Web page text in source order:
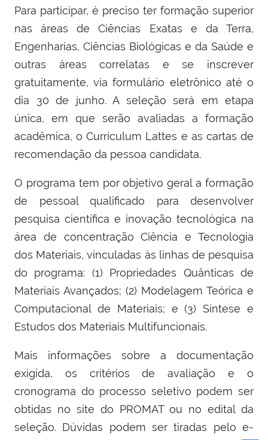
Para participar, é preciso ter formação superior
nas áreas de Ciências Exatas e da Terra,
Engenharias, Ciências Biológicas e da Saúde e
outras áreas correlatas e se inscrever
gratuitamente, via formulário eletrônico até o
dia 30 de junho. A seleção será em etapa
única, em que serão avaliadas a formação
acadêmica, o Curriculum Lattes e as cartas de
recomendação da pessoa candidata.
O programa tem por objetivo geral a formação
de pessoal qualificado para desenvolver
pesquisa científica e inovação tecnológica na
área de concentração Ciência e Tecnologia
dos Materiais, vinculadas às linhas de pesquisa
do programa: (1) Propriedades Quânticas de
Materiais Avançados; (2) Modelagem Teórica e
Computacional de Materiais; e (3) Síntese e
Estudos dos Materiais Multifuncionais.
Mais informações sobre a documentação
exigida, os critérios de avaliação e o
cronograma do processo seletivo podem ser
obtidas no site do PROMAT ou no edital da
seleção. Dúvidas podem ser tiradas pelo e-